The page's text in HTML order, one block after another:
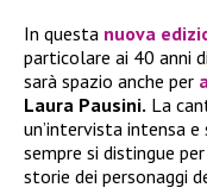
In questa nuova
particolare ai 40 anni
sarà spazio anche per
Laura Pausini. La
un’intervista intensa e
sempre si distingue
storie dei personaggi